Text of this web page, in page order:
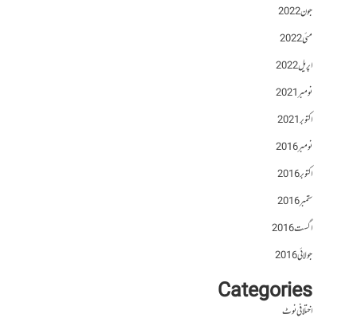
جون 2022
مئی 2022
اپریل 2022
نومبر 2021
اکتوبر 2021
نومبر 2016
اکتوبر 2016
ستمبر 2016
اگست 2016
جولائی 2016
Categories
اختلافی نوٹ